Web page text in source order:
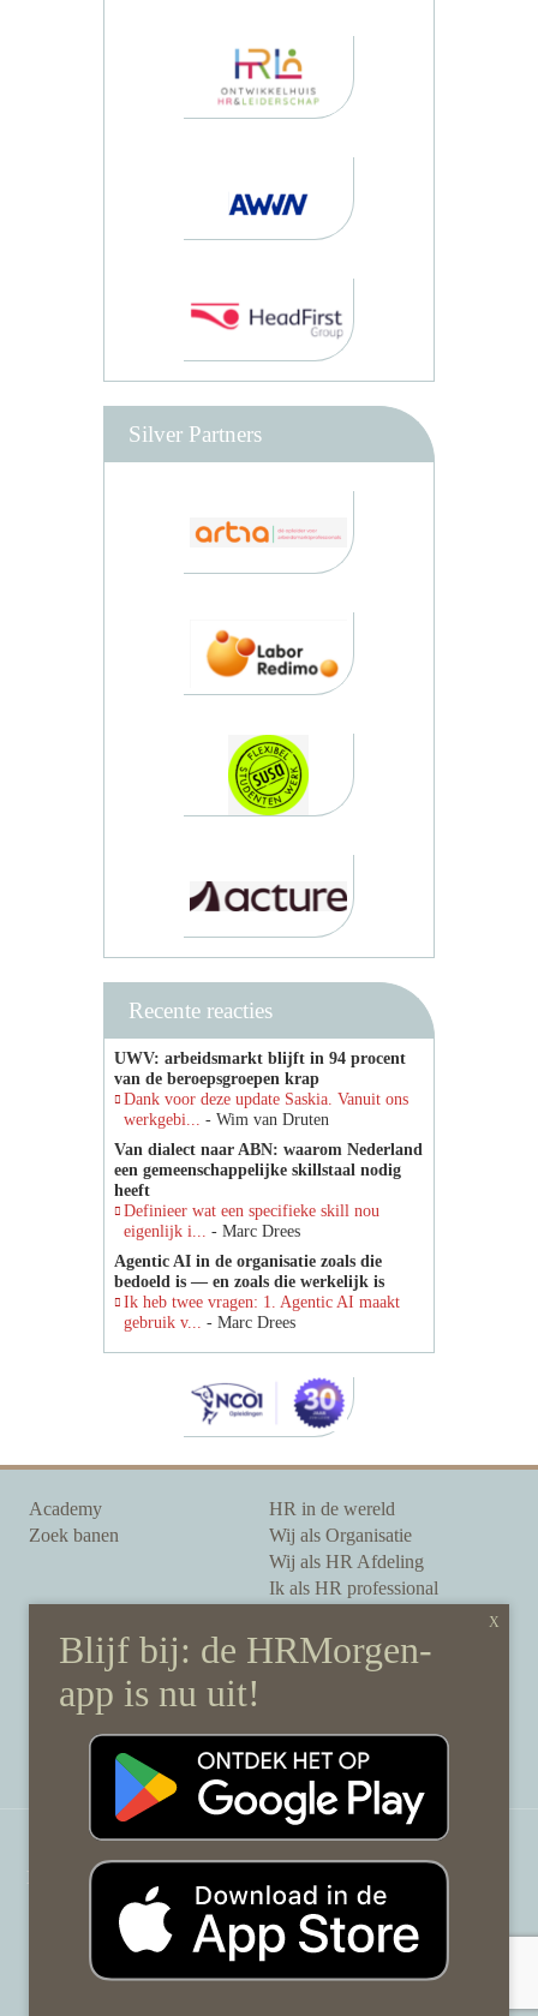
Silver Partners
Recente reacties
UWV: arbeidsmarkt blijft in 94 procent
van de beroepsgroepen krap
Dank voor deze update Saskia. Vanuit ons
werkgebi... - Wim van Druten
Van dialect naar ABN: waarom Nederland
een gemeenschappelijke skillstaal nodig
heeft
Definieer wat een specifieke skill nou
eigenlijk i... - Marc Drees
Agentic AI in de organisatie zoals die
bedoeld is — en zoals die werkelijk is
Ik heb twee vragen: 1. Agentic AI maakt
gebruik v... - Marc Drees
Academy
Zoek banen
HR in de wereld
Wij als Organisatie
Wij als HR Afdeling
Ik als HR professional
Onze auteurs
Onze partners
Sponsoring
Over HRMorgen
Disclaimer & gedragscode
HRMorgen.nl